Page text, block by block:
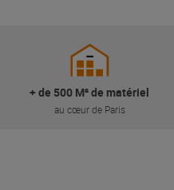
+ de 500 M² de matériel
au cœur de Paris